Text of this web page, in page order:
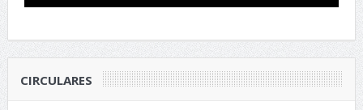
CIRCULARES